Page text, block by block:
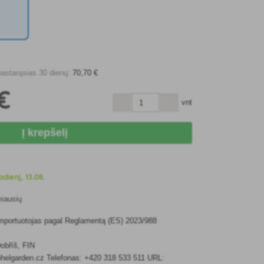
30 dienų: 70,70 €
vnt
Į krepšelį
13.08.
pagal Reglamentą (ES) 2023/988
FIN
Telefonas: +420 318 533 511 URL: